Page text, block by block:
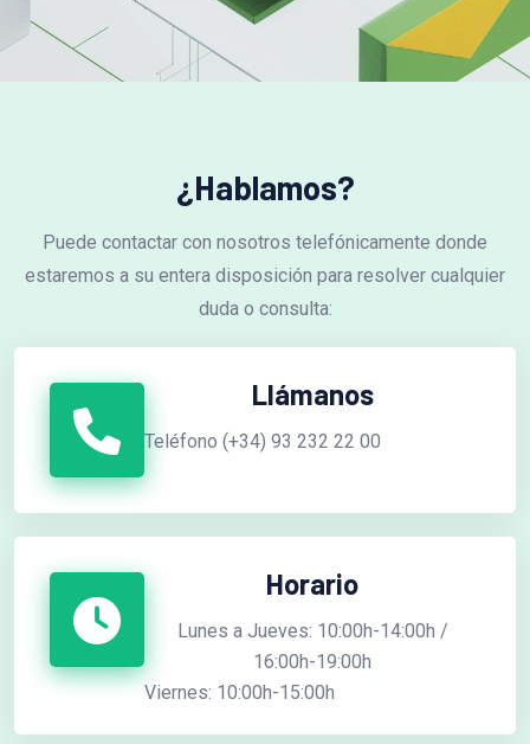
¿Hablamos?
Puede contactar con nosotros telefónicamente donde
estaremos a su entera disposición para resolver cualquier
duda o consulta:
Llámanos
Teléfono (+34) 93 232 22 00
Horario
Lunes a Jueves: 10:00h-14:00h /
16:00h-19:00h
Viernes: 10:00h-15:00h